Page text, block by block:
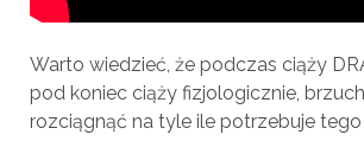
Warto wiedzieć, że podczas ciąży
pod koniec ciąży fizjologicznie,
rozciągnąć na tyle ile potrzebuje